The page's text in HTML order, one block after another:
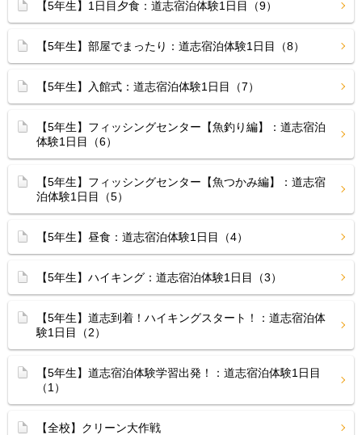
【5年生】1日目夕食：道志宿泊体験1日目（9）
【5年生】部屋でまったり：道志宿泊体験1日目（8）
【5年生】入館式：道志宿泊体験1日目（7）
【5年生】フィッシングセンター【魚釣り編】：道志宿泊
体験1日目（6）
【5年生】フィッシングセンター【魚つかみ編】：道志宿
泊体験1日目（5）
【5年生】昼食：道志宿泊体験1日目（4）
【5年生】ハイキング：道志宿泊体験1日目（3）
【5年生】道志到着！ハイキングスタート！：道志宿泊体
験1日目（2）
【5年生】道志宿泊体験学習出発！：道志宿泊体験1日目
（1）
【全校】クリーン大作戦